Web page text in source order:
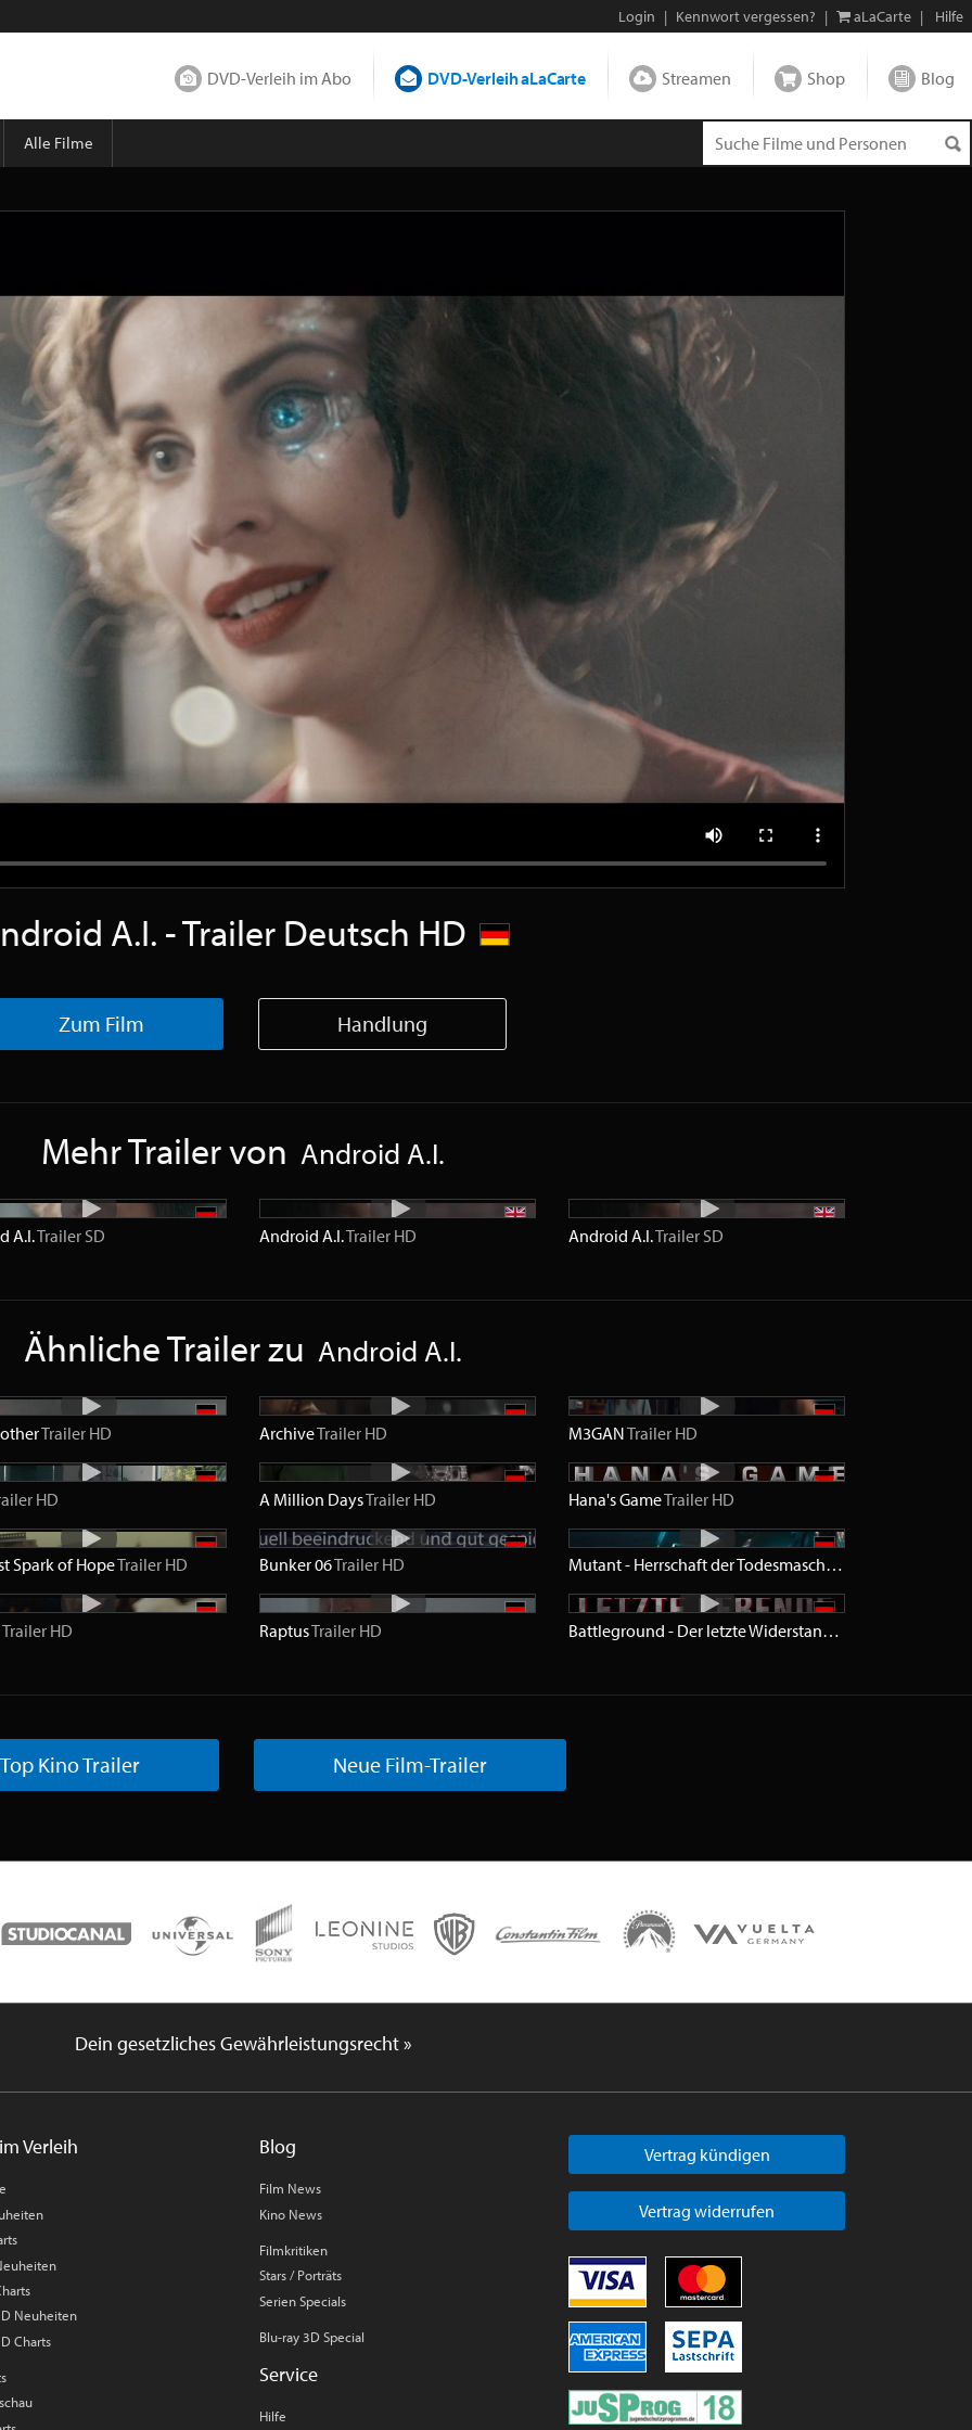
Login | Kennwort vergessen? | aLaCarte | Hilfe
DVD-Verleih im Abo DVD-Verleih aLaCarte Streamen Shop Blog
Alle Filme
A.I. - Trailer Deutsch HD
Zum Film Handlung
Mehr Trailer von Android A.I.
A.I.Trailer SD Android A.I.Trailer HD Android A.I.Trailer SD
Ähnliche Trailer zu Android A.I.
Trailer HD ArchiveTrailer HD M3GANTrailer HD
HD A Million DaysTrailer HD Hana's GameTrailer HD
Spark of HopeTrailer HD Bunker 06Trailer HD Mutant - Herrschaft der Todesmaschinen
Trailer HD RaptusTrailer HD Battleground - Der letzte WiderstandTrailer
Top Kino Trailer Neue Film-Trailer
Dein gesetzliches Gewährleistungsrecht »
Verleih
Neuheiten
Charts
Blog
Film News
Kino News
Filmkritiken
Stars / Porträts
Serien Specials
Blu-ray 3D Special
Service
Hilfe
Vertrag kündigen
Vertrag widerrufen